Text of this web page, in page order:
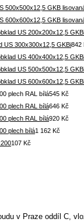
500x500x12,5 GKB
600x600x12,5 GKB
US 200x200x12,5 GKBi
US 300x300x12,5 GKBi842
US 400x400x12,5 GKBi
US 500x500x12,5 GKBi
US 600x600x12,5 GKBi
plech RAL bílá545 Kč
plech RAL bílá646 Kč
plech RAL bílá920 Kč
plech bílá1 162 Kč
107 Kč
v Praze oddíl C,